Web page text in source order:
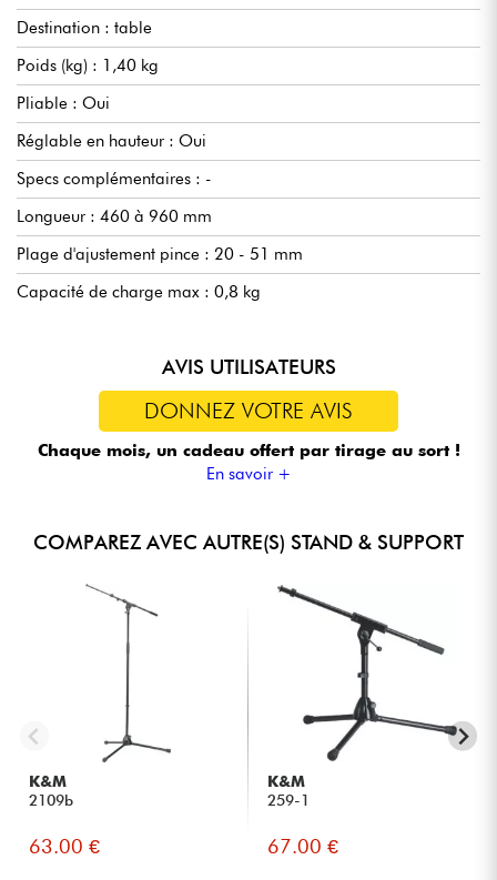
Destination : table
Poids (kg) : 1,40 kg
Pliable : Oui
Réglable en hauteur : Oui
Specs complémentaires : -
Longueur : 460 à 960 mm
Plage d'ajustement pince : 20 - 51 mm
Capacité de charge max : 0,8 kg
AVIS UTILISATEURS
DONNEZ VOTRE AVIS
Chaque mois, un cadeau offert par tirage au sort !
En savoir +
COMPAREZ AVEC AUTRE(S) STAND & SUPPORT
K&M
2109b
63.00 €
K&M
259-1
67.00 €